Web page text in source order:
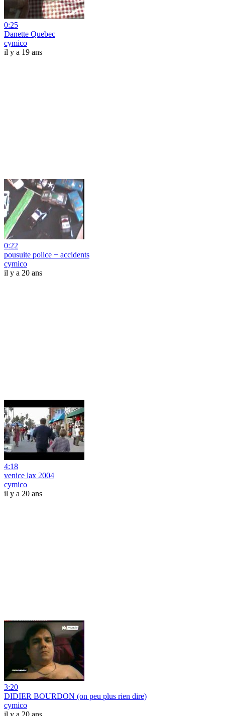
0:25
Danette Quebec
cymico
il y a 19 ans
0:22
pousuite police + accidents
cymico
il y a 20 ans
4:18
venice lax 2004
cymico
il y a 20 ans
3:20
DIDIER BOURDON (on peu plus rien dire)
cymico